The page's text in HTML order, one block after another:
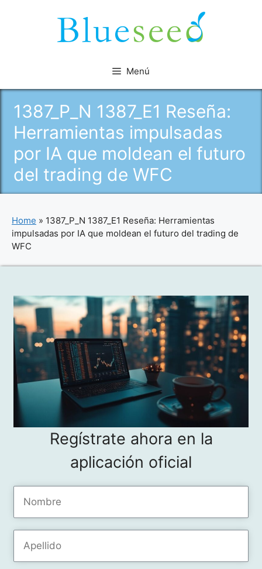
Menú
1387_P_N 1387_E1 Reseña:
Herramientas impulsadas
por IA que moldean el futuro
del trading de WFC
Home » 1387_P_N 1387_E1 Reseña: Herramientas
impulsadas por IA que moldean el futuro del trading de
WFC
Regístrate ahora en la
aplicación oficial